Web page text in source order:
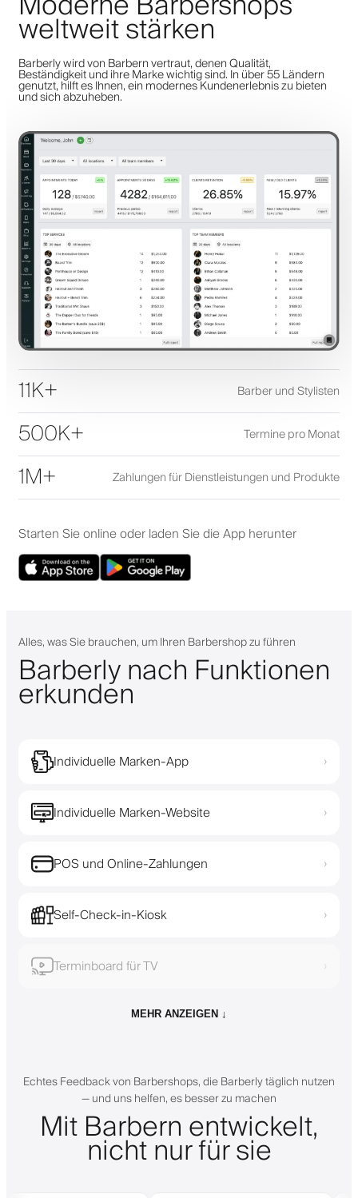
weltweit stärken
Barberly wird von Barbern vertraut, denen Qualität,
Beständigkeit und ihre Marke wichtig sind. In über 55 Ländern
genutzt, hilft es Ihnen, ein modernes Kundenerlebnis zu bieten
und sich abzuheben.
11K+ Barber und Stylisten
500K+ Termine pro Monat
1M+ Zahlungen für Dienstleistungen und Produkte
Starten Sie online oder laden Sie die App herunter
Alles, was Sie brauchen, um Ihren Barbershop zu führen
Barberly nach Funktionen
erkunden
Individuelle Marken-App ›
Individuelle Marken-Website ›
POS und Online-Zahlungen ›
Self-Check-in-Kiosk ›
Terminboard für TV ›
MEHR ANZEIGEN ↓
Echtes Feedback von Barbershops, die Barberly täglich nutzen
— und uns helfen, es besser zu machen
Mit Barbern entwickelt,
nicht nur für sie